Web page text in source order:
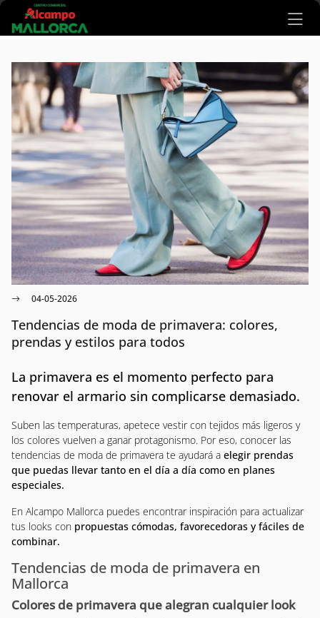
Ir al contenido principal
04-05-2026
Tendencias de moda de primavera: colores,
prendas y estilos para todos
La primavera es el momento perfecto para
renovar el armario sin complicarse demasiado.
Suben las temperaturas, apetece vestir con tejidos más ligeros y
los colores vuelven a ganar protagonismo. Por eso, conocer las
tendencias de moda de primavera te ayudará a elegir prendas
que puedas llevar tanto en el día a día como en planes
especiales.
En Alcampo Mallorca puedes encontrar inspiración para actualizar
tus looks con propuestas cómodas, favorecedoras y fáciles de
combinar.
Tendencias de moda de primavera en
Mallorca
Colores de primavera que alegran cualquier look